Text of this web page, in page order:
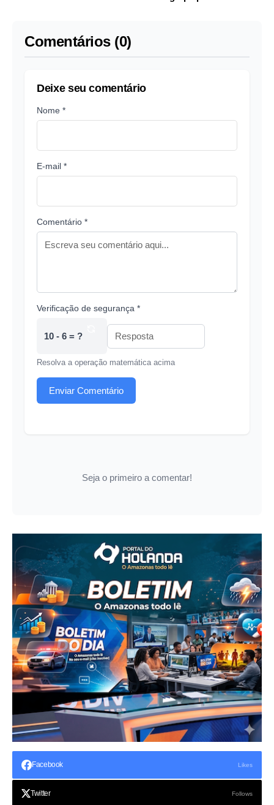
Comentários (0)
Deixe seu comentário
Nome *
E-mail *
Comentário *
Verificação de segurança *
10 - 6 = ?
Resolva a operação matemática acima
Enviar Comentário
Seja o primeiro a comentar!
Facebook Likes
Twitter Follows